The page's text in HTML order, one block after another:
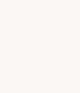
een PoC-
te